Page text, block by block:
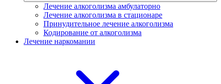
Лечение алкоголизма амбулаторно
Лечение алкоголизма в стационаре
Принудительное лечение алкоголизма
Кодирование от алкоголизма
Лечение наркомании